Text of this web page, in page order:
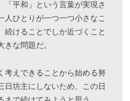
「平和」という言葉が実現さ
人ひとりが一つ一つ小さなこ
続けることでしか近づくこと
きな問題だ。
考えできることから始める努
日坊主にしないため、この日